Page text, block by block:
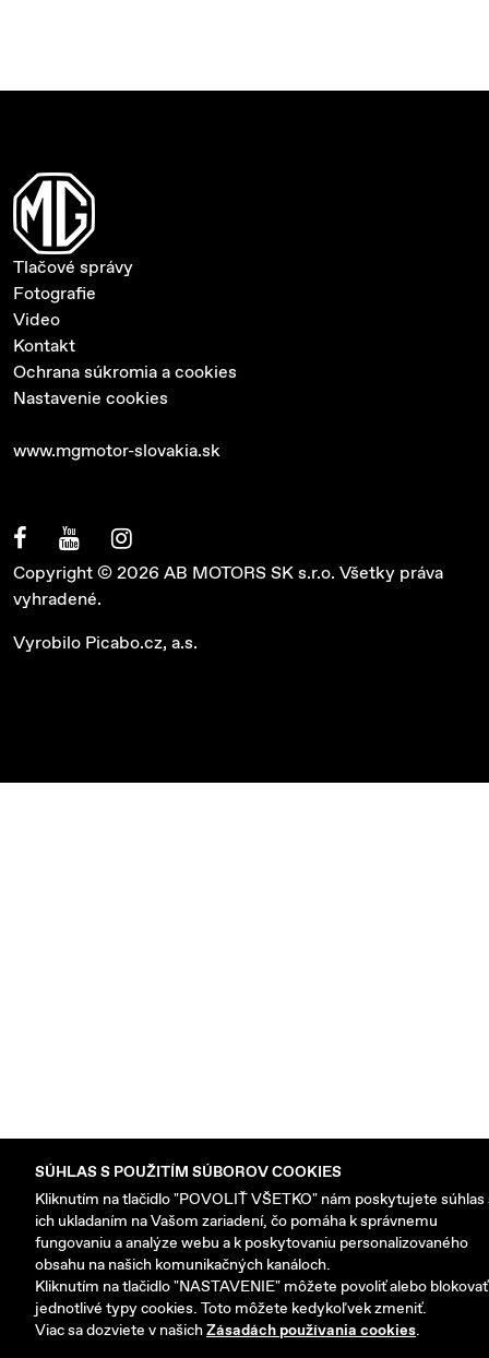
Tlačové správy
Fotografie
Video
Kontakt
Ochrana súkromia a cookies
Nastavenie cookies
www.mgmotor-slovakia.sk
Copyright © 2026 AB MOTORS SK s.r.o. Všetky práva
vyhradené.
Vyrobilo Picabo.cz, a.s.
SÚHLAS S POUŽITÍM SÚBOROV COOKIES
Kliknutím na tlačidlo "POVOLIŤ VŠETKO" nám poskytujete súhlas
ich ukladaním na Vašom zariadení, čo pomáha k správnemu
fungovaniu a analýze webu a k poskytovaniu personalizovaného
obsahu na našich komunikačných kanáloch.
Kliknutím na tlačidlo "NASTAVENIE" môžete povoliť alebo blokovať
jednotlivé typy cookies. Toto môžete kedykoľvek zmeniť.
Viac sa dozviete v našichZásadách používania cookies.